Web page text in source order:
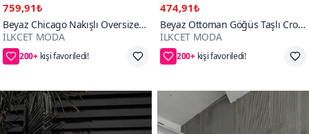
759,91₺
Beyaz Chicago Nakışlı Oversize
Unisex Tshirt
İLKCET MODA
200+
40₺ daha az öde
474,91₺
Beyaz Ottoman Göğüs Taşlı Crop
T-shirt
İLKCET MODA
200+
25₺ daha az öde